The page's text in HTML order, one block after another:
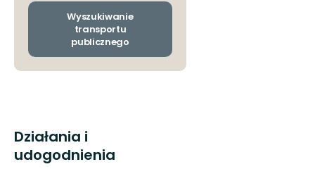
Wyszukiwanie
transportu
publicznego
Działania i
udogodnienia